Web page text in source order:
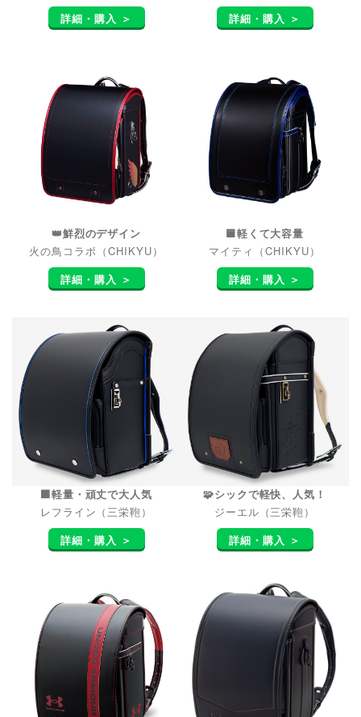
詳細・購入 ＞
詳細・購入 ＞
👑鮮烈のデザイン
火の鳥コラボ（CHIKYU）
詳細・購入 ＞
🟦軽くて大容量
マイティ（CHIKYU）
詳細・購入 ＞
⬛軽量・頑丈で大人気
レフライン（三栄鞄）
詳細・購入 ＞
🧩シックで軽快、人気！
ジーエル（三栄鞄）
詳細・購入 ＞